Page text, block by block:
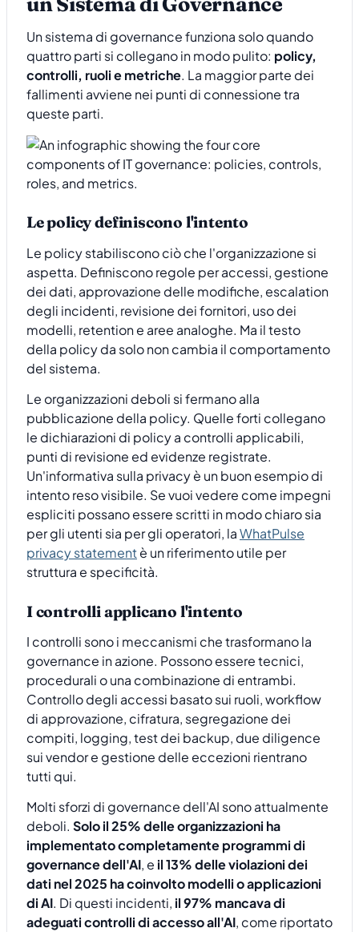
Un sistema di governance funziona solo quando
quattro parti si collegano in modo pulito: policy,
controlli, ruoli e metriche. La maggior parte dei
fallimenti avviene nei punti di connessione tra
queste parti.
Le policy definiscono l'intento
Le policy stabiliscono ciò che l'organizzazione si
aspetta. Definiscono regole per accessi, gestione
dei dati, approvazione delle modifiche, escalation
degli incidenti, revisione dei fornitori, uso dei
modelli, retention e aree analoghe. Ma il testo
della policy da solo non cambia il comportamento
del sistema.
Le organizzazioni deboli si fermano alla
pubblicazione della policy. Quelle forti collegano
le dichiarazioni di policy a controlli applicabili,
punti di revisione ed evidenze registrate.
Un'informativa sulla privacy è un buon esempio di
intento reso visibile. Se vuoi vedere come impegni
espliciti possano essere scritti in modo chiaro sia
per gli utenti sia per gli operatori, laWhatPulse
privacy statementè un riferimento utile per
struttura e specificità.
I controlli applicano l'intento
I controlli sono i meccanismi che trasformano la
governance in azione. Possono essere tecnici,
procedurali o una combinazione di entrambi.
Controllo degli accessi basato sui ruoli, workflow
di approvazione, cifratura, segregazione dei
compiti, logging, test dei backup, due diligence
sui vendor e gestione delle eccezioni rientrano
tutti qui.
Molti sforzi di governance dell'AI sono attualmente
deboli. Solo il 25% delle organizzazioni ha
implementato completamente programmi di
governance dell'AI, e il 13% delle violazioni dei
dati nel 2025 ha coinvolto modelli o applicazioni
di AI. Di questi incidenti, il 97% mancava di
adeguati controlli di accesso all'AI, come riportato